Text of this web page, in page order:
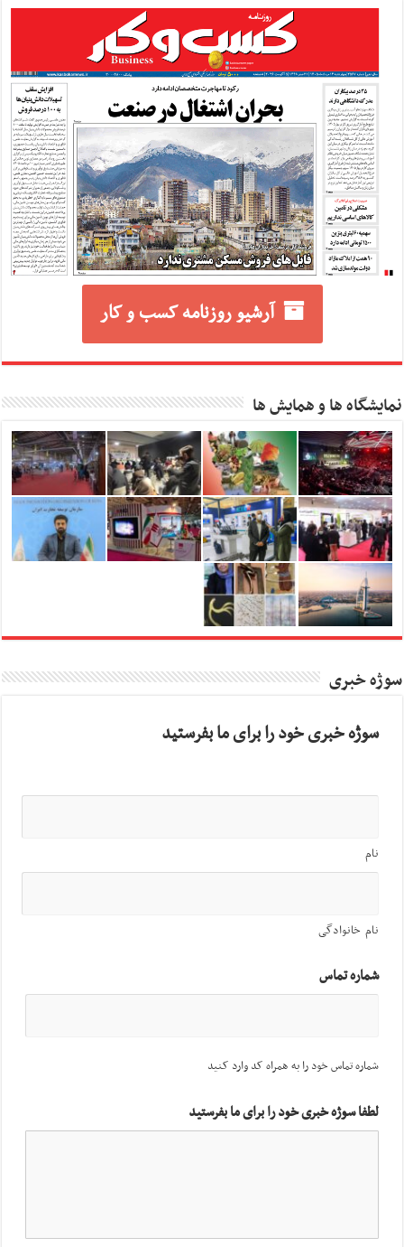
آرشیو روزنامه کسب و کار
نمایشگاه ها و همایش ها
سوژه خبری
سوژه خبری خود را برای ما بفرستید
نام
نام خانوادگی
شماره تماس
شماره تماس خود را به همراه کد وارد کنید
لطفا سوژه خبری خود را برای ما بفرستید